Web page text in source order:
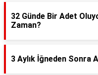
32 Günde Bir Adet
Zaman?
3 Aylık İğneden Sonra